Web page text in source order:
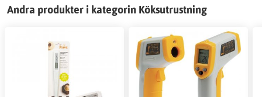
Andra produkter i kategorin Köksutrustning